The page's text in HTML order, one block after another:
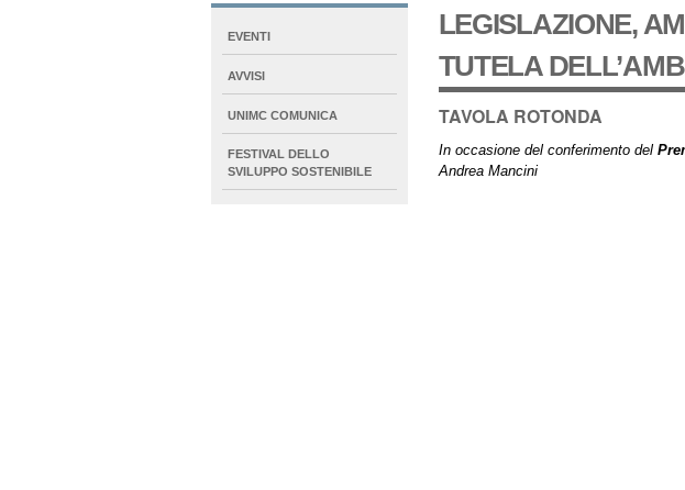
LEGISLAZIONE,
TUTELA
TAVOLA ROTONDA
In occasione del conferimento del
Andrea Mancini
EXTENDED
EVENTI
AVVISI
UNIMC COMUNICA
FESTIVAL DELLO
SVILUPPO SOSTENIBILE